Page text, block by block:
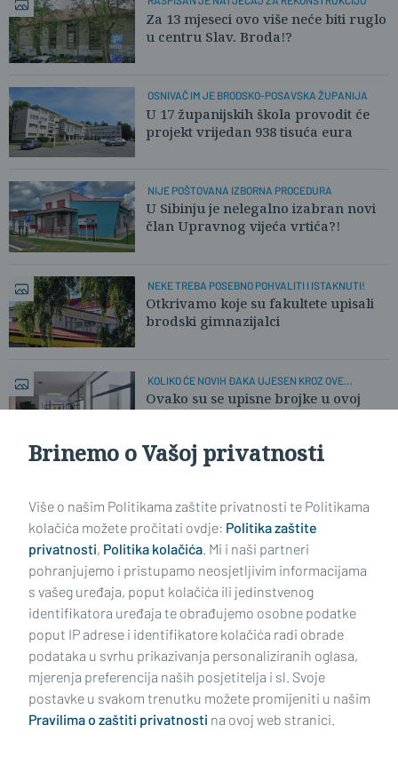
Za 13 mjeseci ovo više neće biti ruglo
u centru Slav. Broda!?
OSNIVAČ IM JE BRODSKO-POSAVSKA ŽUPANIJA
U 17 županijskih škola provodit će
projekt vrijedan 938 tisuća eura
NIJE POŠTOVANA IZBORNA PROCEDURA
U Sibinju je nelegalno izabran novi
član Upravnog vijeća vrtića?!
NEKE TREBA POSEBNO POHVALITI I ISTAKNUTI!
Otkrivamo koje su fakultete upisali
brodski gimnazijalci
KOLIKO ĆE NOVIH ĐAKA UJESEN KROZ OVE
HODNIKE?
Ovako su se upisne brojke u ovoj
Impressum Uvjeti korištenja Politika privatnosti
Politika kolačića Kontakt Pritužbe Suradnici
Brinemo o Vašoj privatnosti
Više o našim Politikama zaštite privatnosti te Politikama
kolačića možete pročitati ovdje: Politika zaštite
privatnosti, Politika kolačića. Mi i naši partneri
pohranjujemo i pristupamo neosjetljivim informacijama
s vašeg uređaja, poput kolačića ili jedinstvenog
identifikatora uređaja te obrađujemo osobne podatke
poput IP adrese i identifikatore kolačića radi obrade
podataka u svrhu prikazivanja personaliziranih oglasa,
mjerenja preferencija naših posjetitelja i sl. Svoje
postavke u svakom trenutku možete promijeniti u našim
Pravilima o zaštiti privatnosti na ovoj web stranici.